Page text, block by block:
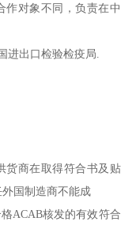
作对象不同，负责在中
进出口检验检疫局.
货商在取得符合书及贴
外国制造商不能成
ACAB核发的有效符合